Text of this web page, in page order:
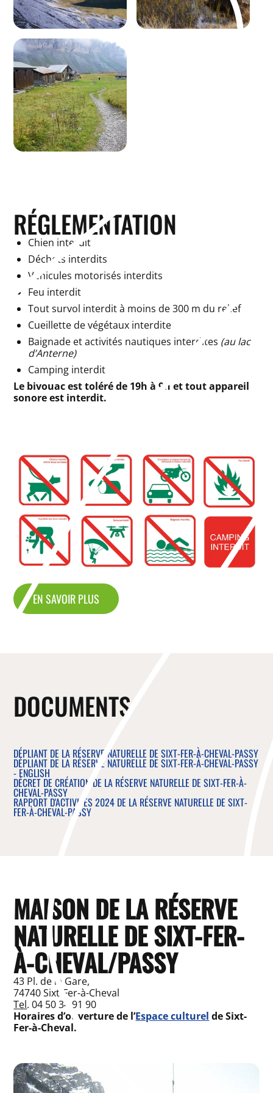
RÉGLEMENTATION
Chien interdit
Déchets interdits
Véhicules motorisés interdits
Feu interdit
Tout survol interdit à moins de 300 m du relief
Cueillette de végétaux interdite
Baignade et activités nautiques interdites (au lac
d’Anterne)
Camping interdit
Le bivouac est toléré de 19h à 9h et tout appareil
sonore est interdit.
EN SAVOIR PLUS
DOCUMENTS
DÉPLIANT DE LA RÉSERVE NATURELLE DE SIXT-FER-À-CHEVAL-PASSY
DÉPLIANT DE LA RÉSERVE NATURELLE DE SIXT-FER-À-CHEVAL-PASSY
- ENGLISH
DÉCRET DE CRÉATION DE LA RÉSERVE NATURELLE DE SIXT-FER-À-
CHEVAL-PASSY
RAPPORT D'ACTIVITÉS 2024 DE LA RÉSERVE NATURELLE DE SIXT-
FER-À-CHEVAL-PASSY
MAISON DE LA RÉSERVE
NATURELLE DE SIXT-FER-
À-CHEVAL/PASSY
43 Pl. de la Gare,
74740 Sixt-Fer-à-Cheval
Tel. 04 50 34 91 90
Horaires d’ouverture de l’Espace culturel de Sixt-
Fer-à-Cheval.